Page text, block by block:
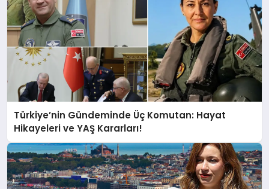
Türkiye’nin Gündeminde Üç Komutan: Hayat
Hikayeleri ve YAŞ Kararları!